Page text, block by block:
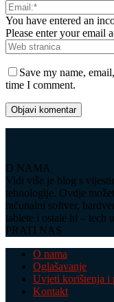
You have entered an
Please enter your email
Save my name,
time I comment.
O NAMA
Vidi više je blog s
tehnologije. Ovdje
računalni softver,
tablete i ostale hi – tech
PRATI NAS
O nama
Oglašavanje
Uvjeti korištenja i
Kontakt